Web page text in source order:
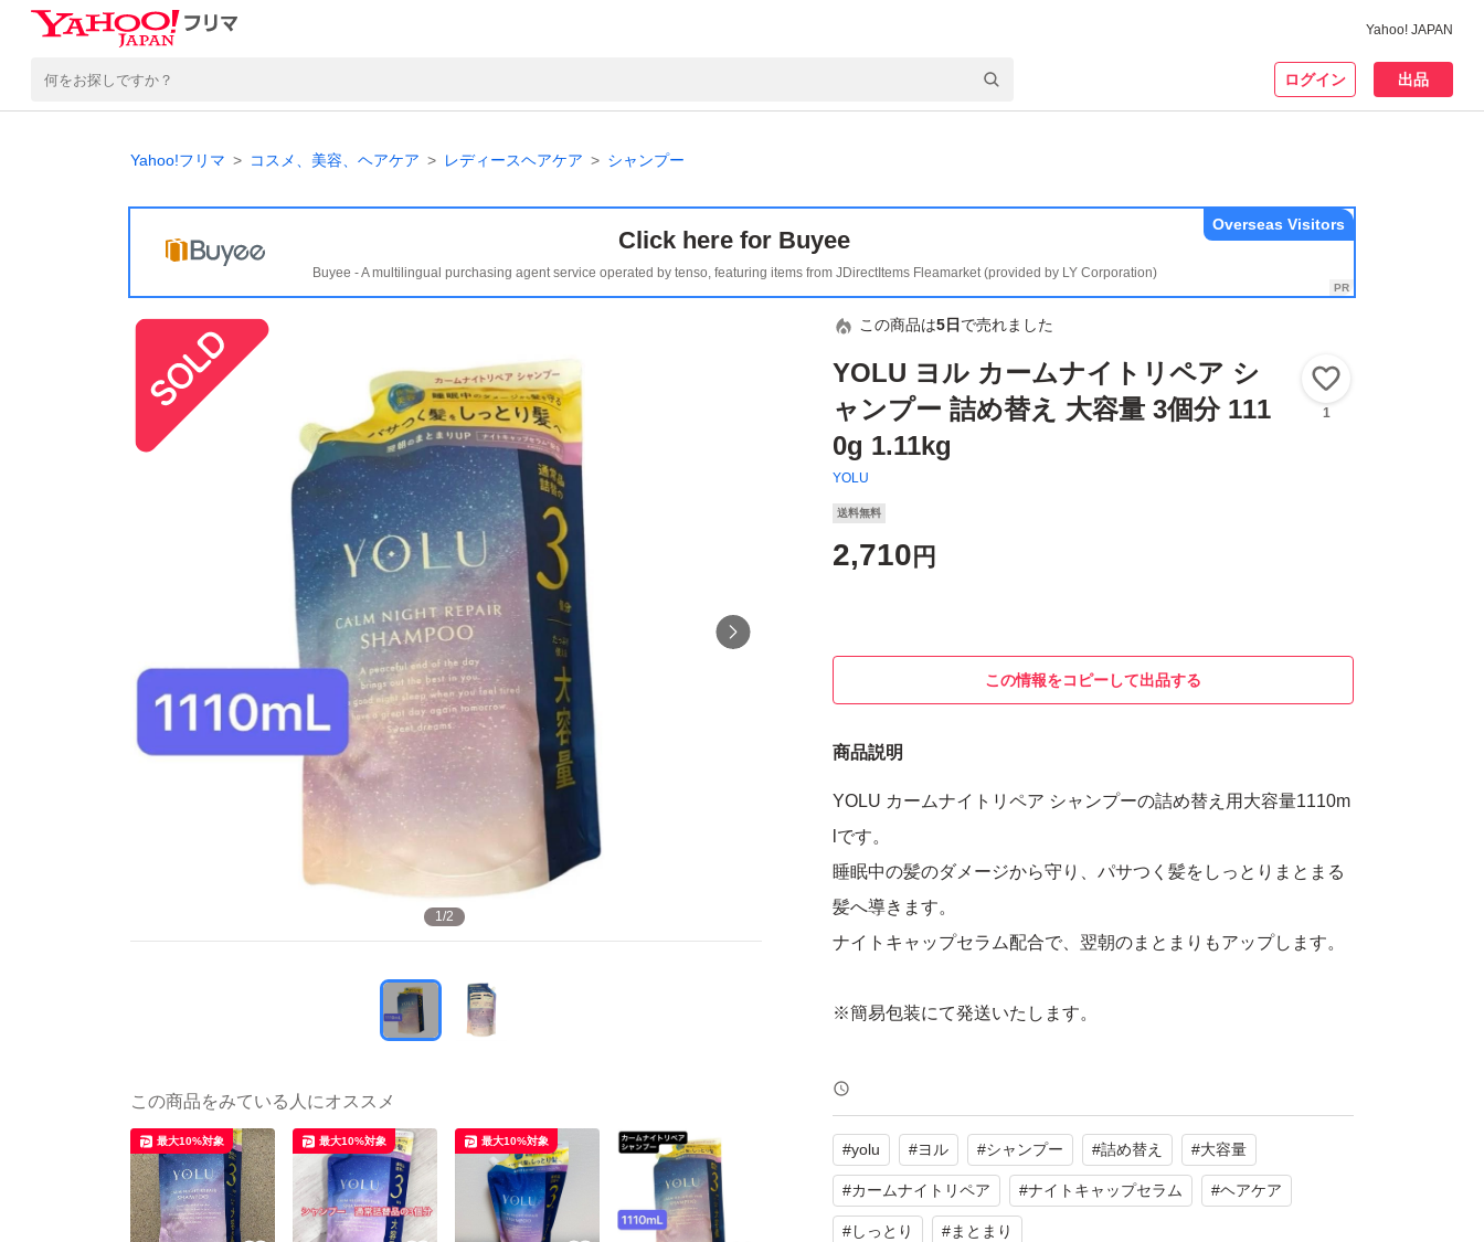
Yahoo! JAPAN
ログイン 出品
Yahoo!フリマ コスメ、美容、ヘアケア レディースヘアケア シャンプー
Click here for Buyee
Buyee - A multilingual purchasing agent service operated by tenso, featuring items from JDirectItems Fleamarket (provided by LY Corporation)
Overseas Visitors
1/2
この商品は5日 で売れました
YOLU ヨル カームナイトリペア シ
ャンプー 詰め替え 大容量 3個分 111
0g 1.11kg
YOLU
1
送料無料
2,710 円
この情報をコピーして出品する
商品説明
YOLU カームナイトリペア シャンプーの詰め替え用大容量1110m
lです。
睡眠中の髪のダメージから守り、パサつく髪をしっとりまとまる
髪へ導きます。
ナイトキャップセラム配合で、翌朝のまとまりもアップします。
※簡易包装にて発送いたします。
【ブランド】YOLU
【商品名】カームナイトリペア シャンプー
【容量】1110ml (通常品3個分)
【商品の状態】未使用
【カラー】パープル系
#yolu #ヨル #シャンプー #詰め替え #大容量
#カームナイトリペア #ナイトキャップセラム #ヘアケア
#しっとり #まとまり
この商品をみている人にオススメ
最大10%対象 最大10%対象 最大10%対象